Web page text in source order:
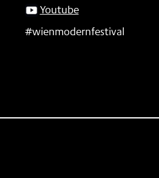
Youtube
#wienmodernfestival